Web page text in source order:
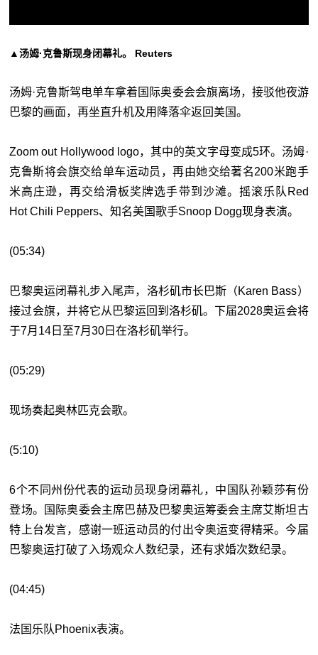
▲汤姆·克鲁斯现身闭幕礼。 Reuters
汤姆·克鲁斯驾电单车拿着国际奥委会会旗离场，接驳他夜游
巴黎的画面，再坐直升机及用降落伞返回美国。
Zoom out Hollywood logo，其中的英文字母变成5环。汤姆·
克鲁斯将会旗交给单车运动员，再由她交给著名200米跑手
米高庄逊，再交给滑板奖牌选手带到沙滩。摇滚乐队Red
Hot Chili Peppers、知名美国歌手Snoop Dogg现身表演。
(05:34)
巴黎奥运闭幕礼步入尾声，洛杉矶市长巴斯（Karen Bass）
接过会旗，并将它从巴黎运回到洛杉矶。下届2028奥运会将
于7月14日至7月30日在洛杉矶举行。
(05:29)
现场奏起奥林匹克会歌。
(5:10)
6个不同州份代表的运动员现身闭幕礼，中国队孙颖莎有份
登场。国际奥委会主席巴赫及巴黎奥运筹委会主席艾斯坦古
特上台发言，感谢一班运动员的付出令奥运变得精采。今届
巴黎奥运打破了入场观众人数纪录，还有求婚次数纪录。
(04:45)
法国乐队Phoenix表演。